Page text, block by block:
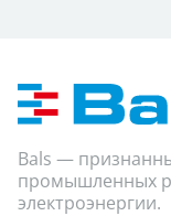
Bals —
промышленных
электроэнергии.